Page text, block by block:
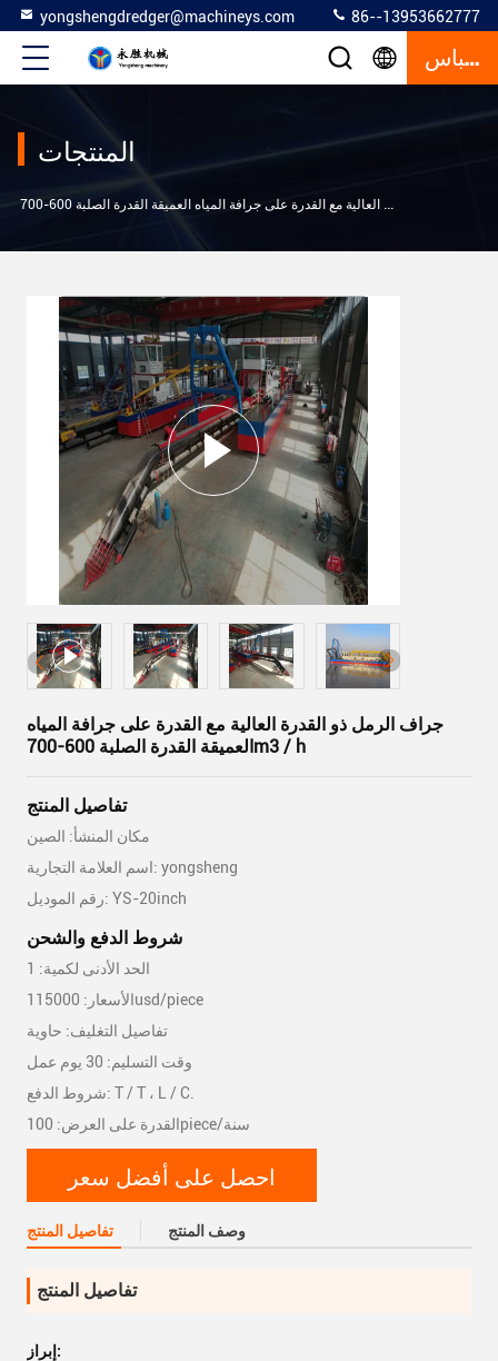
yongshengdredger@machineys.com 86--13953662777
إقتباس
المنتجات
جراف الرمل ذو القدرة العالية مع القدرة على جرافة المياه
العميقة القدرة الصلبة 600-700m3 / h
تفاصيل المنتج
مكان المنشأ: الصين
اسم العلامة التجارية: yongsheng
رقم الموديل: YS-20inch
شروط الدفع والشحن
الحد الأدنى لكمية: 1
الأسعار: 115000usd/piece
تفاصيل التغليف: حاوية
وقت التسليم: 30 يوم عمل
شروط الدفع: T / T ، L / C.
القدرة على العرض: 100piece/سنة
احصل على أفضل سعر
تفاصيل المنتج وصف المنتج
تفاصيل المنتج
إبراز: